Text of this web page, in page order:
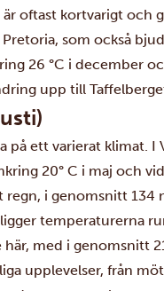
oftast kortvarigt och
som också
26 °C i december
upp till
ett varierat klimat. I
20° C i maj och
i genomsnitt 134
temperaturerna
med i genomsnitt
upplevelser, från